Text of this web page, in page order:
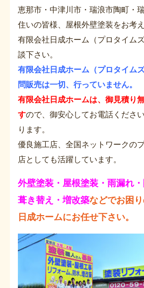
恵那市・中津川市・瑞浪市陶町・
住いの皆様、屋根外壁塗装をお考
有限会社日成ホーム（プロタイム
談下さい。
有限会社日成ホーム（プロタイム
問販売は一切、行っていません。
有限会社日成ホームは、御見積り
すので、御安心してお電話くださ
ります。
優良施工店、全国ネットワークの
店としても活躍しています。
外壁塗装・屋根塗装・雨漏れ
葺き替え・増改築などでお困り
日成ホームにお任せ下さい。